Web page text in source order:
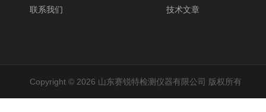
联系我们 技术文章
Copyright © 2026 山东赛锐特检测仪器有限公司 版权所有